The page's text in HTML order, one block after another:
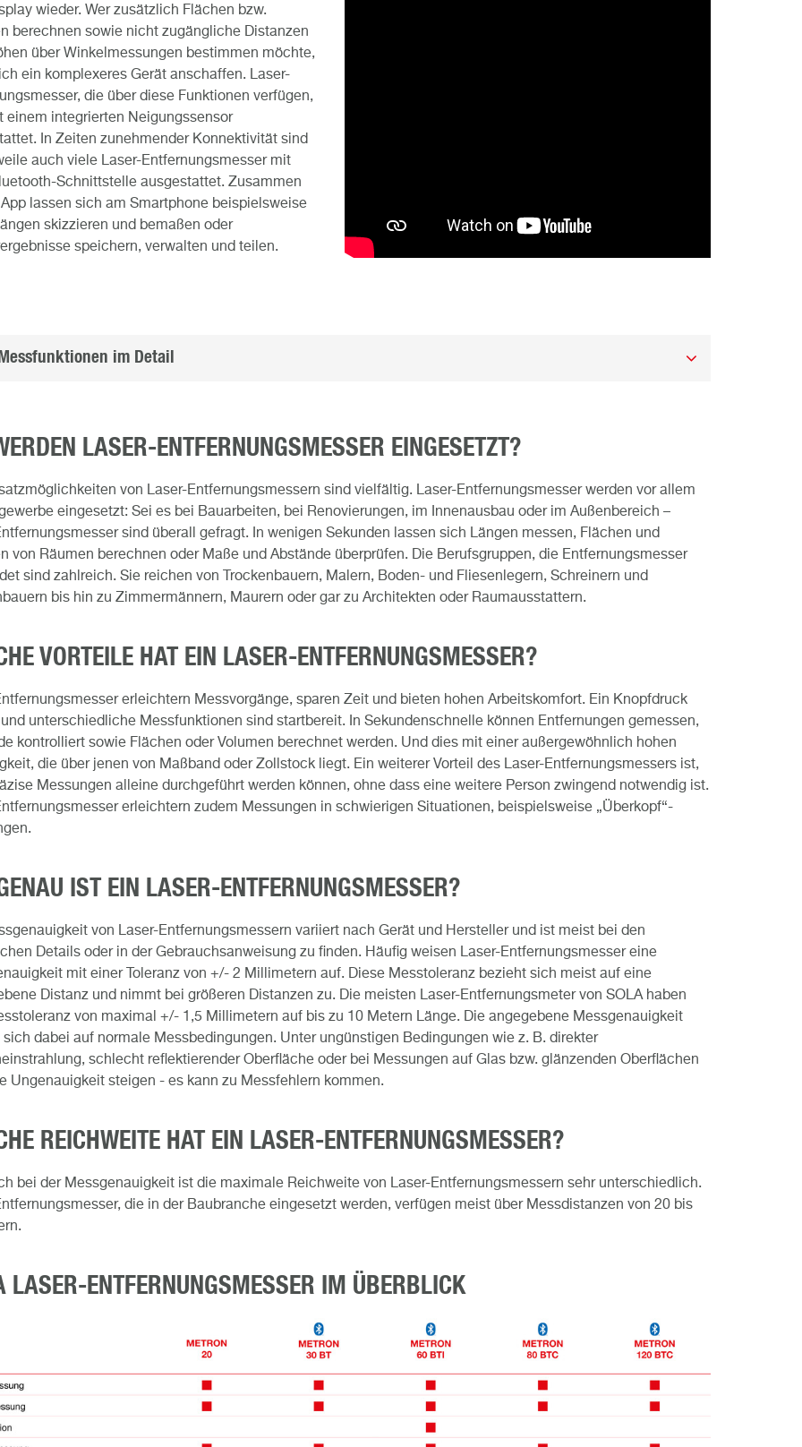
wieder. Wer zusätzlich Flächen bzw.
berechnen sowie nicht zugängliche Distanzen
über Winkelmessungen bestimmen möchte,
ein komplexeres Gerät anschaffen. Laser-
die über diese Funktionen verfügen,
einem integrierten Neigungssensor
In Zeiten zunehmender Konnektivität sind
auch viele Laser-Entfernungsmesser mit
Schnittstelle ausgestattet. Zusammen
lassen sich am Smartphone beispielsweise
skizzieren und bemaßen oder
speichern, verwalten und teilen.
im Detail
LASER-ENTFERNUNGSMESSER EINGESETZT?
von Laser-Entfernungsmessern sind vielfältig. Laser-Entfernungsmesser werden vor allem
eingesetzt: Sei es bei Bauarbeiten, bei Renovierungen, im Innenausbau oder im Außenbereich –
sind überall gefragt. In wenigen Sekunden lassen sich Längen messen, Flächen und
von Räumen berechnen oder Maße und Abstände überprüfen. Die Berufsgruppen, die Entfernungsmesser
sind zahlreich. Sie reichen von Trockenbauern, Malern, Boden- und Fliesenlegern, Schreinern und
bis hin zu Zimmermännern, Maurern oder gar zu Architekten oder Raumausstattern.
VORTEILE HAT EIN LASER-ENTFERNUNGSMESSER?
erleichtern Messvorgänge, sparen Zeit und bieten hohen Arbeitskomfort. Ein Knopfdruck
unterschiedliche Messfunktionen sind startbereit. In Sekundenschnelle können Entfernungen gemessen,
kontrolliert sowie Flächen oder Volumen berechnet werden. Und dies mit einer außergewöhnlich hohen
die über jenen von Maßband oder Zollstock liegt. Ein weiterer Vorteil des Laser-Entfernungsmessers ist,
Messungen alleine durchgeführt werden können, ohne dass eine weitere Person zwingend notwendig ist.
erleichtern zudem Messungen in schwierigen Situationen, beispielsweise „Überkopf“-
IST EIN LASER-ENTFERNUNGSMESSER?
von Laser-Entfernungsmessern variiert nach Gerät und Hersteller und ist meist bei den
Details oder in der Gebrauchsanweisung zu finden. Häufig weisen Laser-Entfernungsmesser eine
mit einer Toleranz von +/- 2 Millimetern auf. Diese Messtoleranz bezieht sich meist auf eine
Distanz und nimmt bei größeren Distanzen zu. Die meisten Laser-Entfernungsmeter von SOLA haben
von maximal +/- 1,5 Millimetern auf bis zu 10 Metern Länge. Die angegebene Messgenauigkeit
dabei auf normale Messbedingungen. Unter ungünstigen Bedingungen wie z. B. direkter
schlecht reflektierender Oberfläche oder bei Messungen auf Glas bzw. glänzenden Oberflächen
Ungenauigkeit steigen - es kann zu Messfehlern kommen.
REICHWEITE HAT EIN LASER-ENTFERNUNGSMESSER?
bei der Messgenauigkeit ist die maximale Reichweite von Laser-Entfernungsmessern sehr unterschiedlich.
die in der Baubranche eingesetzt werden, verfügen meist über Messdistanzen von 20 bis
LASER-ENTFERNUNGSMESSER IM ÜBERBLICK